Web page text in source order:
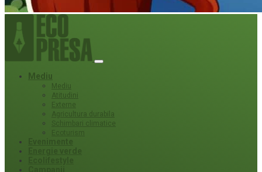
Mediu
Mediu
Atitudini
Externe
Agricultura durabila
Schimbari climatice
Ecoturism